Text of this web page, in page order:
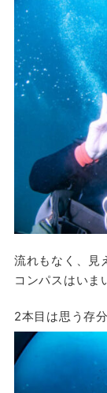
流れもなく、見
コンパスはいま
2本目は思う存